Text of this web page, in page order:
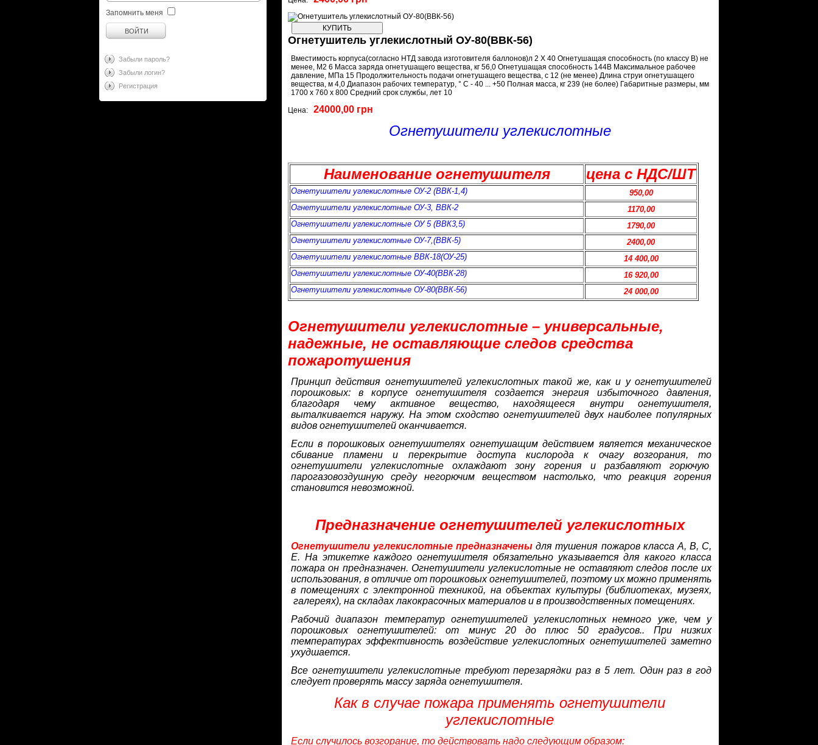
Огнетушитель углекислотный ОУ-80(ВВК-56)
Вместимость корпуса(согласно НТД завода изготовителя баллонов)л 2 Х 40 Огнетушащая способность (по классу В) не
менее, М2 6 Масса заряда огнетушащего вещества, кг 56,0 Огнетушащая способность 144В Максимальное рабочее
давление, МПа 15 Продолжительность подачи огнетушащего вещества, с 12 (не менее) Длина струи огнетушащего
вещества, м 4,0 Диапазон рабочих температур, ° C - 40 ... +50 Полная масса, кг 239 (не более) Габаритные размеры, мм
1700 х 760 х 800 Средний срок службы, лет 10
Цена: 24000,00 грн
Огнетушители углекислотные
Наименование огнетушителя цена с НДС/ШТ
Огнетушители углекислотные ОУ-2 (ВВК-1,4)
950,00
Огнетушители углекислотные ОУ-3, ВВК-2
1170,00
Огнетушители углекислотные ОУ 5 (ВВК3,5)
1790,00
Огнетушители углекислотные ОУ-7,(ВВК-5)
2400,00
Огнетушители углекислотные ВВК-18(ОУ-25)
14 400,00
Огнетушители углекислотные ОУ-40(ВВК-28)
16 920,00
Огнетушители углекислотные ОУ-80(ВВК-56)
24 000,00
Огнетушители углекислотные – универсальные,
надежные, не оставляющие следов средства
пожаротушения
Принцип действия огнетушителей углекислотных такой же, как и у огнетушителей
порошковых: в корпусе огнетушителя создается энергия избыточного давления,
благодаря чему активное вещество, находящееся внутри огнетушителя,
выталкивается наружу. На этом сходство огнетушителей двух наиболее популярных
видов огнетушителей оканчивается.
Если в порошковых огнетушителях огнетушащим действием является механическое
сбивание пламени и перекрытие доступа кислорода к очагу возгорания, то
огнетушители углекислотные охлаждают зону горения и разбавляют горючую
парогазовоздушную среду негорючим веществом настолько, что реакция горения
становится невозможной.
Предназначение огнетушителей углекислотных
Огнетушители углекислотные предназначены для тушения пожаров класса А, В, С,
Е. На этикетке каждого огнетушителя обязательно указывается для какого класса
пожара он предназначен. Огнетушители углекислотные не оставляют следов после их
использования, в отличие от порошковых огнетушителей, поэтому их можно применять
в помещениях с электронной техникой, на объектах культуры (библиотеках, музеях,
галереях), на складах лакокрасочных материалов и в производственных помещениях.
Рабочий диапазон температур огнетушителей углекислотных немного уже, чем у
порошковых огнетушителей: от минус 20 до плюс 50 градусов.. При низких
температурах эффективность воздействие углекислотных огнетушителей заметно
ухудшается.
Все огнетушители углекислотные требуют перезарядки раз в 5 лет. Один раз в год
следует проверять массу заряда огнетушителя.
Как в случае пожара применять огнетушители
углекислотные
Если случилось возгорание, то действовать надо следующим образом:
Запомнить меня
Забыли пароль?
Забыли логин?
Регистрация